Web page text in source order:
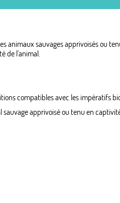
sauvages apprivoisés ou
de l'animal.
compatibles avec les impératifs
apprivoisé ou tenu en